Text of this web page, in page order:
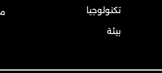
تكنولوجيا
بيئة